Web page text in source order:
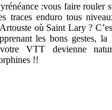
:vous faire rouler
traces enduro tous
où Saint Lary ?
les bons gestes,
votre VTT devienne
!!